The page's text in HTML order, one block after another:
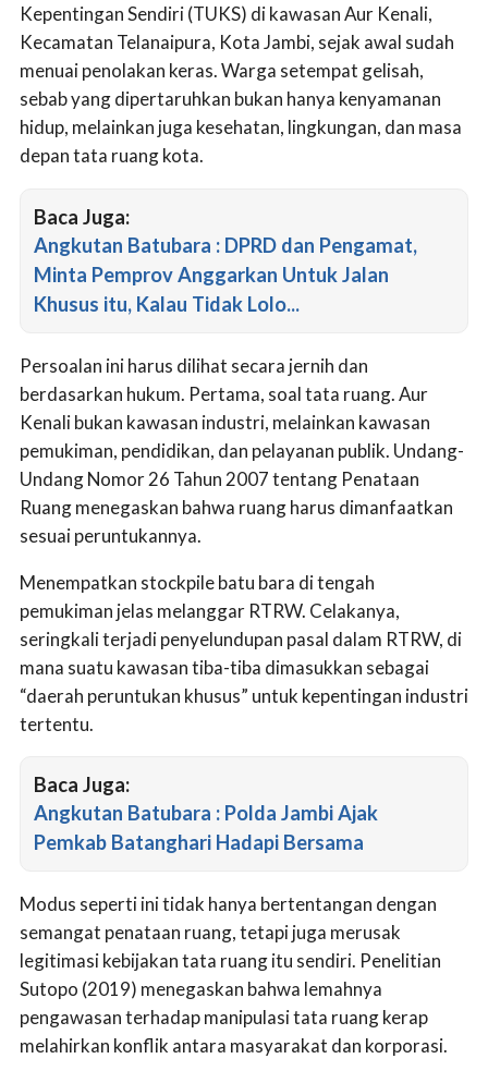
Kepentingan Sendiri (TUKS) di kawasan Aur Kenali,
Kecamatan Telanaipura, Kota Jambi, sejak awal sudah
menuai penolakan keras. Warga setempat gelisah,
sebab yang dipertaruhkan bukan hanya kenyamanan
hidup, melainkan juga kesehatan, lingkungan, dan masa
depan tata ruang kota.
Baca Juga:
Angkutan Batubara : DPRD dan Pengamat,
Minta Pemprov Anggarkan Untuk Jalan
Khusus itu, Kalau Tidak Lolo...
Persoalan ini harus dilihat secara jernih dan
berdasarkan hukum. Pertama, soal tata ruang. Aur
Kenali bukan kawasan industri, melainkan kawasan
pemukiman, pendidikan, dan pelayanan publik. Undang-
Undang Nomor 26 Tahun 2007 tentang Penataan
Ruang menegaskan bahwa ruang harus dimanfaatkan
sesuai peruntukannya.
Menempatkan stockpile batu bara di tengah
pemukiman jelas melanggar RTRW. Celakanya,
seringkali terjadi penyelundupan pasal dalam RTRW, di
mana suatu kawasan tiba-tiba dimasukkan sebagai
“daerah peruntukan khusus” untuk kepentingan industri
tertentu.
Baca Juga:
Angkutan Batubara : Polda Jambi Ajak
Pemkab Batanghari Hadapi Bersama
Modus seperti ini tidak hanya bertentangan dengan
semangat penataan ruang, tetapi juga merusak
legitimasi kebijakan tata ruang itu sendiri. Penelitian
Sutopo (2019) menegaskan bahwa lemahnya
pengawasan terhadap manipulasi tata ruang kerap
melahirkan konflik antara masyarakat dan korporasi.